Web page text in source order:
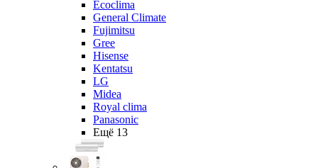
Ecoclima
General Climate
Fujimitsu
Gree
Hisense
Kentatsu
LG
Midea
Royal clima
Panasonic
Ещё 13